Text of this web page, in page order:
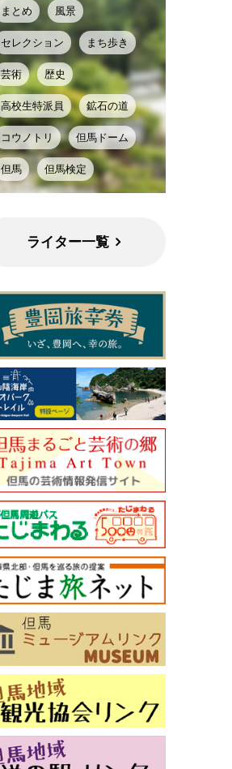
まとめ 風景
セレクション まち歩き
芸術 歴史
高校生特派員 鉱石の道
コウノトリ 但馬ドーム
但馬 但馬検定
ライター一覧